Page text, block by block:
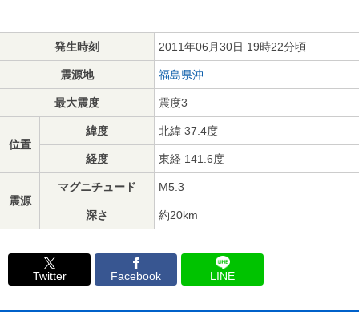
発生時刻 2011年06月30日 19時22分頃
震源地 福島県沖
最大震度 震度3
位置
緯度 北緯 37.4度
経度 東経 141.6度
震源
マグニチュード M5.3
深さ 約20km
Twitter Facebook LINE